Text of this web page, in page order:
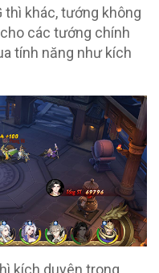
thì khác, tướng không
các tướng chính
tính năng như kích
kích duyên trong